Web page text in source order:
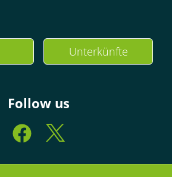
Unterkünfte
Follow us